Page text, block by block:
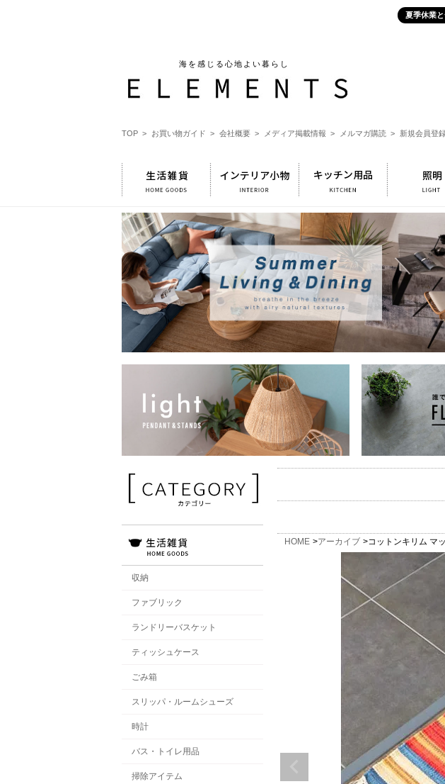
夏季休業
海を感じる心地よい暮らし
TOP > お買い物ガイド > 会社概要 > メディア掲載情報 > メルマガ購読 > 新規会員登
収納
ファブリック
ランドリーバスケット
ティッシュケース
ごみ箱
スリッパ・ルームシューズ
時計
バス・トイレ用品
掃除アイテム
HOME アーカイブ コットンキリム マ